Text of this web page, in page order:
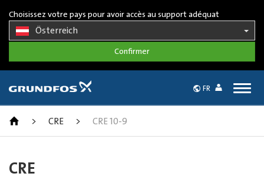
Choisissez votre pays pour avoir accès au support adéquat
Österreich
FR
> CRE > CRE 10-9
CRE